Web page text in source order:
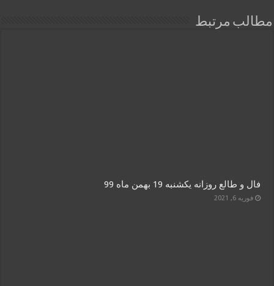
مطالب مرتبط
فال و طالع روزانه یکشنبه 19 بهمن ماه 99
فوریه 6, 2021